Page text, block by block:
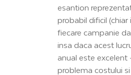
esantion
probabil dificil
fiecare campanie
insa daca acest
anual este excelent
problema costului